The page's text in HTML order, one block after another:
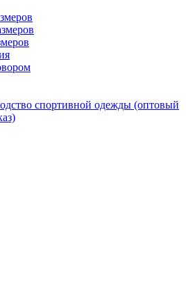
спортивной одежды (оптовый